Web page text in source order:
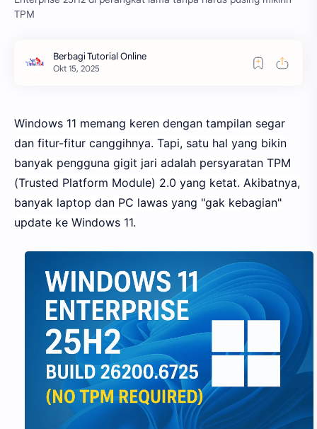
TPM
Windows 11 memang keren dengan tampilan segar
dan fitur-fitur canggihnya. Tapi, satu hal yang bikin
banyak pengguna gigit jari adalah persyaratan TPM
(Trusted Platform Module) 2.0 yang ketat. Akibatnya,
banyak laptop dan PC lawas yang "gak kebagian"
update ke Windows 11.